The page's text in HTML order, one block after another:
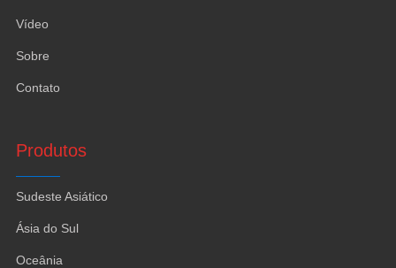
Vídeo
Sobre
Contato
Produtos
Sudeste Asiático
Ásia do Sul
Oceânia